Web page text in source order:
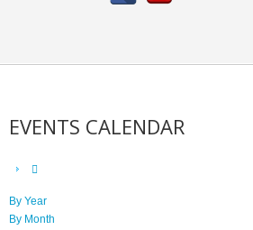
EVENTS CALENDAR
By Year
By Month